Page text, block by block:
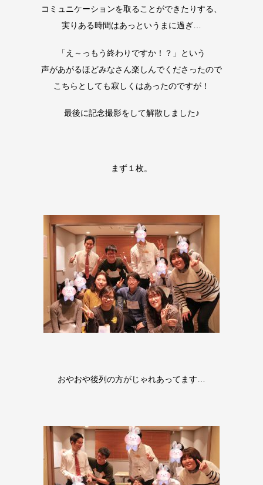
コミュニケーションを取ることができたりする、
実りある時間はあっというまに過ぎ…
「え～っもう終わりですか！？」という
声があがるほどみなさん楽しんでくださったので
こちらとしても寂しくはあったのですが！
最後に記念撮影をして解散しました♪
まず１枚。
おやおや後列の方がじゃれあってます…